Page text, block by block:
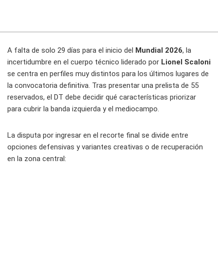
A falta de solo 29 días para el inicio del Mundial 2026, la
incertidumbre en el cuerpo técnico liderado por Lionel Scaloni
se centra en perfiles muy distintos para los últimos lugares de
la convocatoria definitiva. Tras presentar una prelista de 55
reservados, el DT debe decidir qué características priorizar
para cubrir la banda izquierda y el mediocampo.
La disputa por ingresar en el recorte final se divide entre
opciones defensivas y variantes creativas o de recuperación
en la zona central: